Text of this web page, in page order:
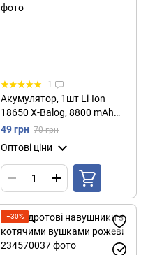
1
Акумулятор, 1шт Li-Ion
18650 X-Balog, 8800 mAh
4,2В / Акумуляторна літій-
49 грн 70 грн
Оптові ціни
−30%